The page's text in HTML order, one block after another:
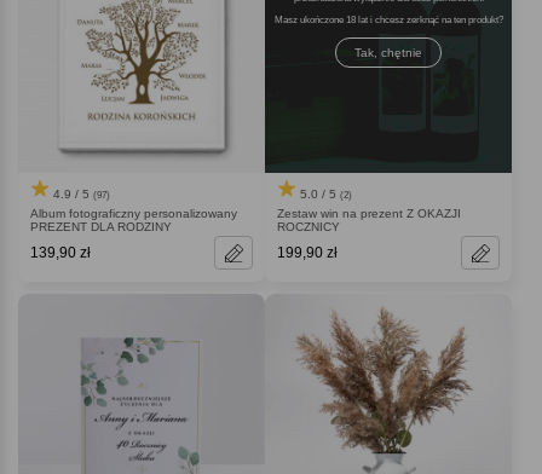
4.9 / 5 (97)
Album fotograficzny personalizowany
PREZENT DLA RODZINY
139,90 zł
Masz ukończone 18 lat i chcesz zerknąć na ten produkt
Tak, chętnie
5.0 / 5 (2)
Zestaw win na prezent Z OKAZJI
ROCZNICY
199,90 zł